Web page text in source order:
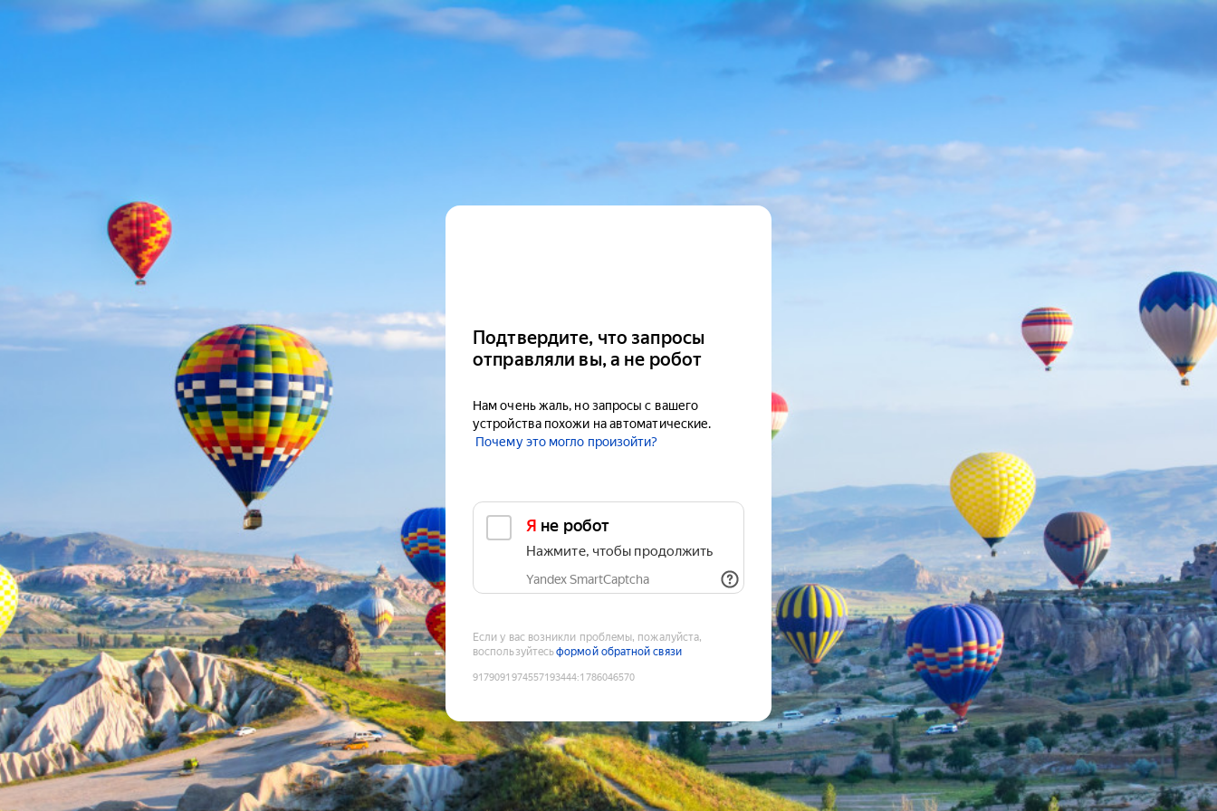
Подтвердите, что запросы
отправляли вы, а не робот
Нам очень жаль, но запросы с вашего
устройства похожи на автоматические.
Почему это могло произойти?
Я не робот
Нажмите, чтобы продолжить
Yandex SmartCaptcha
Если у вас возникли проблемы, пожалуйста,
воспользуйтесьформой обратной связи
9179091974557193444:1786046570